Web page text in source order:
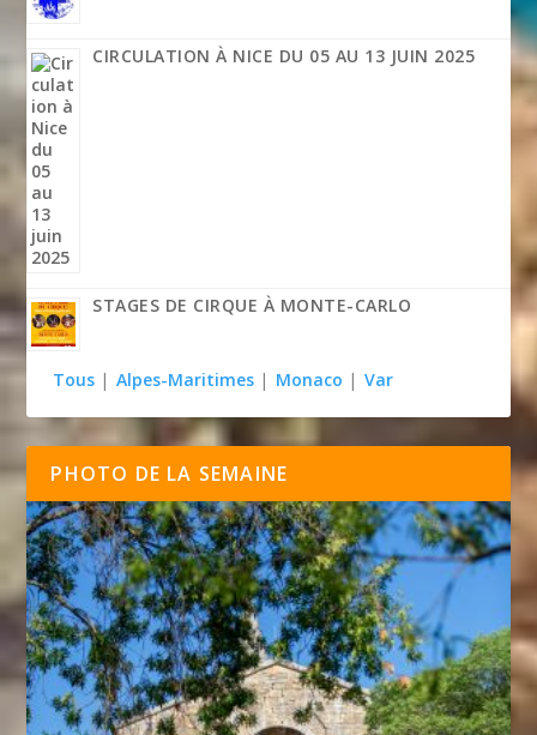
CIRCULATION À NICE DU 05 AU 13 JUIN 2025
STAGES DE CIRQUE À MONTE-CARLO
Tous | Alpes-Maritimes | Monaco | Var
PHOTO DE LA SEMAINE